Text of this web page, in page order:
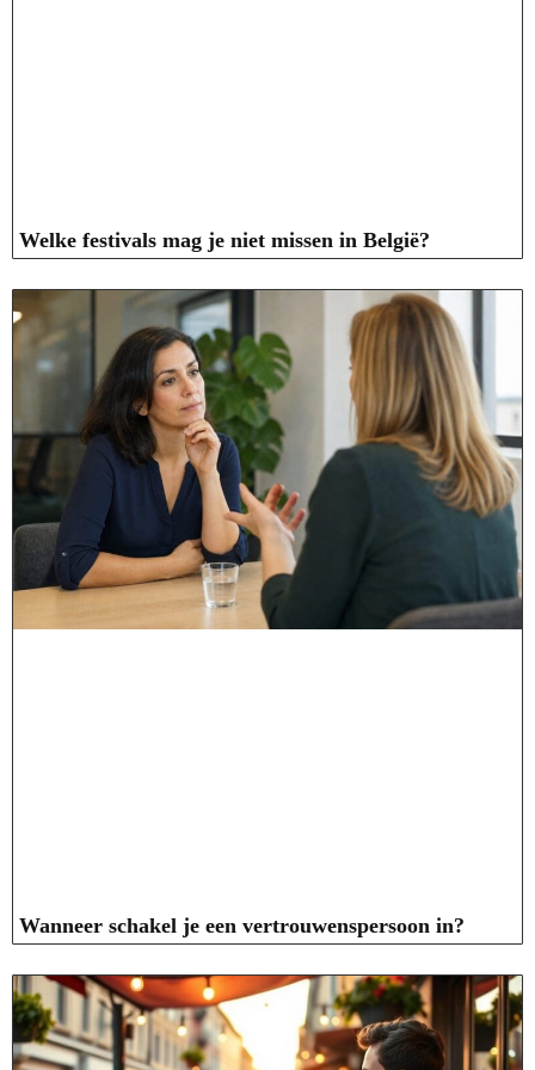
Welke festivals mag je niet missen in België?
Wanneer schakel je een vertrouwenspersoon in?